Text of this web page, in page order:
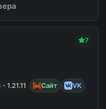
7
1.21.11 Сайт
VK